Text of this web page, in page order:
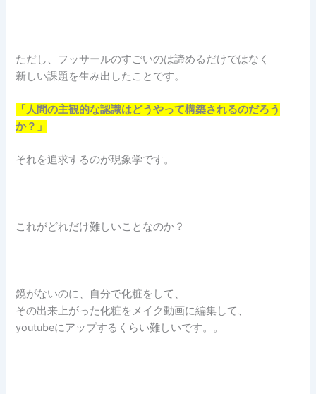
ただし、フッサールのすごいのは諦めるだけではなく
新しい課題を生み出したことです。
「人間の主観的な認識はどうやって構築されるのだろう
か？」
それを追求するのが現象学です。
これがどれだけ難しいことなのか？
鏡がないのに、自分で化粧をして、
その出来上がった化粧をメイク動画に編集して、
youtubeにアップするくらい難しいです。。